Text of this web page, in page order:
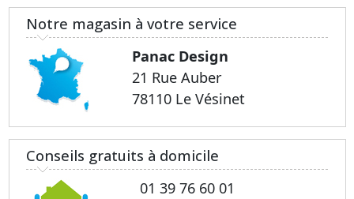
Notre magasin à votre service
Panac Design
21 Rue Auber
78110 Le Vésinet
Conseils gratuits à domicile
01 39 76 60 01